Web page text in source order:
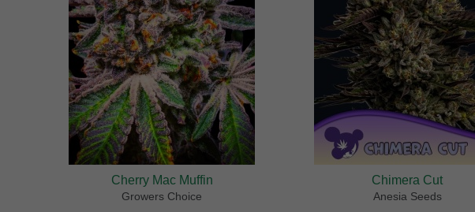
Cherry Mac Muffin
Growers Choice
Chimera Cut
Anesia Seeds